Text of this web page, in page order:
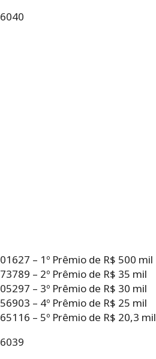
6040
01627 – 1º Prêmio de R$ 500 mil
73789 – 2º Prêmio de R$ 35 mil
05297 – 3º Prêmio de R$ 30 mil
56903 – 4º Prêmio de R$ 25 mil
65116 – 5º Prêmio de R$ 20,3 mil
6039